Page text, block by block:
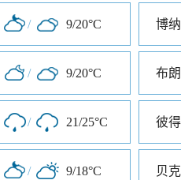
/ 9/20°C 博
/ 9/20°C 布
/ 21/25°C
/ 9/18°C 贝